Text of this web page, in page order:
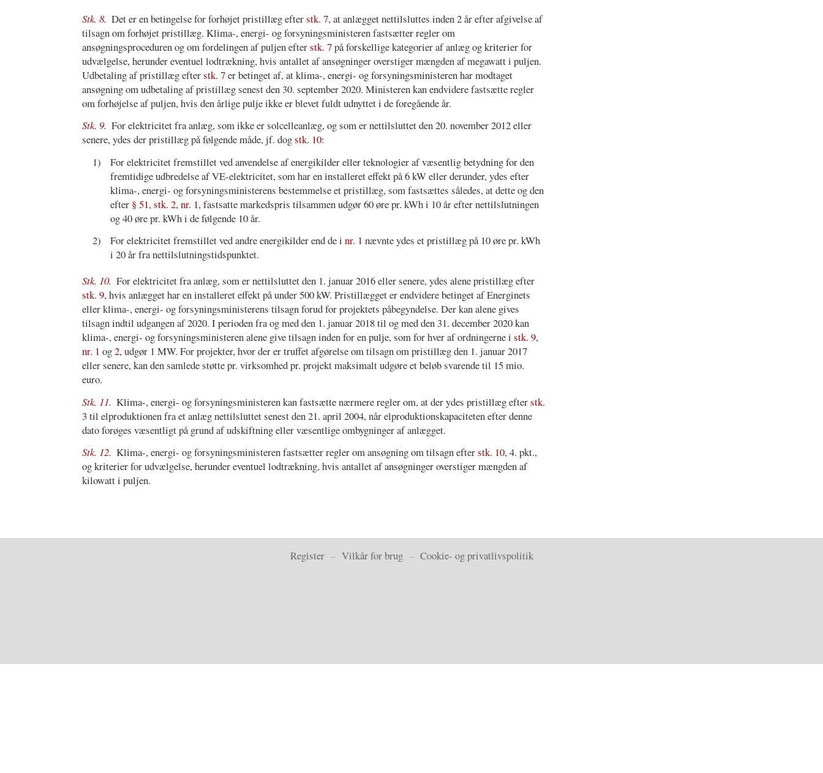
Stk. 8. Det er en betingelse for forhøjet pristillæg efterstk. 7, at anlægget nettilsluttes inden 2 år efter afgivelse af
tilsagn om forhøjet pristillæg. Klima-, energi- og forsyningsministeren fastsætter regler om
ansøgningsproceduren og om fordelingen af puljen efterstk. 7på forskellige kategorier af anlæg og kriterier for
udvælgelse, herunder eventuel lodtrækning, hvis antallet af ansøgninger overstiger mængden af megawatt i puljen.
Udbetaling af pristillæg efterstk. 7er betinget af, at klima-, energi- og forsyningsministeren har modtaget
ansøgning om udbetaling af pristillæg senest den 30. september 2020. Ministeren kan endvidere fastsætte regler
om forhøjelse af puljen, hvis den årlige pulje ikke er blevet fuldt udnyttet i de foregående år.
Stk. 9. For elektricitet fra anlæg, som ikke er solcelleanlæg, og som er nettilsluttet den 20. november 2012 eller
senere, ydes der pristillæg på følgende måde, jf. dogstk. 10:
1)
For elektricitet fremstillet ved anvendelse af energikilder eller teknologier af væsentlig betydning for den
fremtidige udbredelse af VE-elektricitet, som har en installeret effekt på 6 kW eller derunder, ydes efter
klima-, energi- og forsyningsministerens bestemmelse et pristillæg, som fastsættes således, at dette og den
efter § 51, stk. 2, nr. 1, fastsatte markedspris tilsammen udgør 60 øre pr. kWh i 10 år efter nettilslutningen
og 40 øre pr. kWh i de følgende 10 år.
2)
For elektricitet fremstillet ved andre energikilder end de i nr. 1 nævnte ydes et pristillæg på 10 øre pr. kWh
i 20 år fra nettilslutningstidspunktet.
Stk. 10. For elektricitet fra anlæg, som er nettilsluttet den 1. januar 2016 eller senere, ydes alene pristillæg efter
stk. 9, hvis anlægget har en installeret effekt på under 500 kW. Pristillægget er endvidere betinget af Energinets
eller klima-, energi- og forsyningsministerens tilsagn forud for projektets påbegyndelse. Der kan alene gives
tilsagn indtil udgangen af 2020. I perioden fra og med den 1. januar 2018 til og med den 31. december 2020 kan
klima-, energi- og forsyningsministeren alene give tilsagn inden for en pulje, som for hver af ordningerne istk. 9,
nr. 1 og2, udgør 1 MW. For projekter, hvor der er truffet afgørelse om tilsagn om pristillæg den 1. januar 2017
eller senere, kan den samlede støtte pr. virksomhed pr. projekt maksimalt udgøre et beløb svarende til 15 mio.
euro.
Stk. 11. Klima-, energi- og forsyningsministeren kan fastsætte nærmere regler om, at der ydes pristillæg efterstk.
3til elproduktionen fra et anlæg nettilsluttet senest den 21. april 2004, når elproduktionskapaciteten efter denne
dato forøges væsentligt på grund af udskiftning eller væsentlige ombygninger af anlægget.
Stk. 12. Klima-, energi- og forsyningsministeren fastsætter regler om ansøgning om tilsagn efterstk. 10, 4. pkt.,
og kriterier for udvælgelse, herunder eventuel lodtrækning, hvis antallet af ansøgninger overstiger mængden af
kilowatt i puljen.
Register– Vilkår for brug– Cookie- og privatlivspolitik